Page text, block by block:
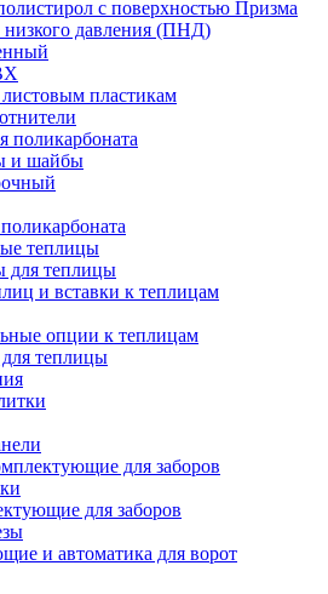
с поверхностью Призма
давления (ПНД)
пластикам
поликарбоната
и шайбы
теплицы
для теплицы
и вставки к теплицам
опции к теплицам
теплицы
для заборов
для заборов
и автоматика для ворот